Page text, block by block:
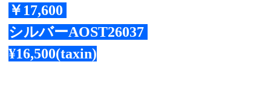
￥17,600
シルバーAOST26037
¥16,500(taxin)